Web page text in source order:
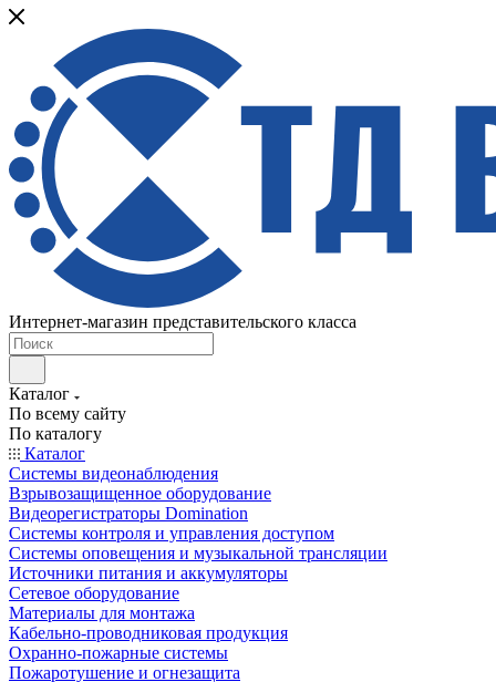
Интернет-магазин представительского класса
Каталог
По всему сайту
По каталогу
Каталог
Системы видеонаблюдения
Взрывозащищенное оборудование
Видеорегистраторы Domination
Системы контроля и управления доступом
Системы оповещения и музыкальной трансляции
Источники питания и аккумуляторы
Сетевое оборудование
Материалы для монтажа
Кабельно-проводниковая продукция
Охранно-пожарные системы
Пожаротушение и огнезащита